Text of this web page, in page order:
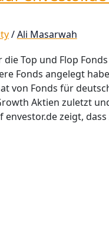
/Ali Masarwah
Top und Flop
Fonds angelegt
von Fonds für
Aktien zuletzt
envestor.de zeigt,